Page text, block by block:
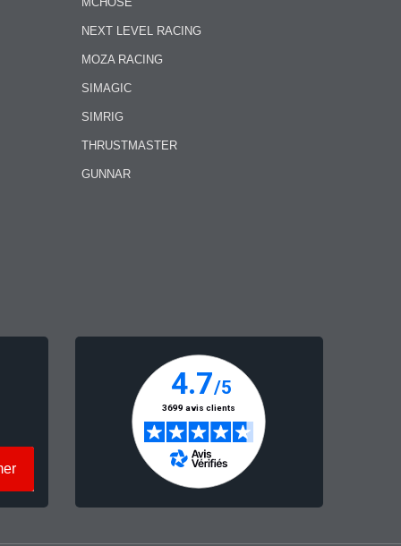
NEXT LEVEL RACING
MOZA RACING
SIMAGIC
SIMRIG
THRUSTMASTER
GUNNAR